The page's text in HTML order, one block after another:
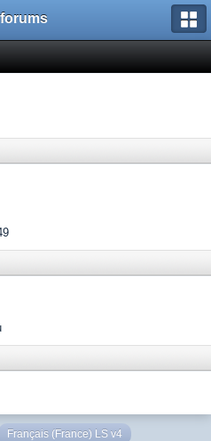
Français (France) LS v4